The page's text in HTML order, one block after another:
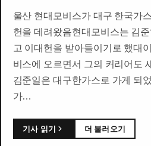
울산 현대모비스가 대구 한국가
헌을 데려왔음현대모비스는 김
고 이대헌을 받아들이기로 했대
비스에 오르면서 그의 커리어도
김준일은 대구한가스로 가게 되
가…
기사 읽기 더 불러오기